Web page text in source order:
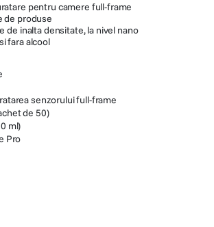
pentru camere full-frame
de produse
de inalta densitate, la nivel nano
fara alcool
senzorului full-frame
de 50)
ml)
Pro